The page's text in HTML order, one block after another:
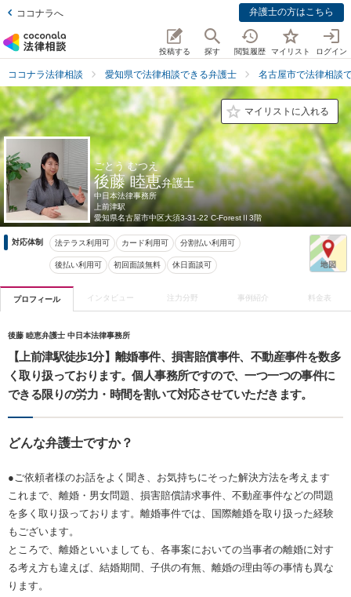
ココナラへ 弁護士の方はこちら
投稿する 探す 閲覧履歴 マイリスト ログイン
ココナラ法律相談 愛知県で法律相談できる弁護士 名古屋市で法律相談
マイリストに入れる
ごとう むつえ
後藤 睦恵弁護士
中日本法律事務所
上前津駅
愛知県名古屋市中区大須3-31-22 C-ForestⅡ3階
対応体制 法テラス利用可 カード利用可 分割払い利用可
後払い利用可 初回面談無料 休日面談可
プロフィール インタビュー 注力分野 事例紹介 料金表
後藤 睦恵弁護士 中日本法律事務所
【上前津駅徒歩1分】離婚事件、損害賠償事件、不動産事件を数多
く取り扱っております。個人事務所ですので、一つ一つの事件に
できる限りの労力・時間を割いて対応させていただきます。
どんな弁護士ですか？
●ご依頼者様のお話をよく聞き、お気持ちにそった解決方法を考えます
これまで、離婚・男女問題、損害賠償請求事件、不動産事件などの問題
を多く取り扱っております。離婚事件では、国際離婚を取り扱った経験
もございます。
ところで、離婚といいましても、各事案においての当事者の離婚に対す
る考え方も違えば、結婚期間、子供の有無、離婚の理由等の事情も異な
ります。